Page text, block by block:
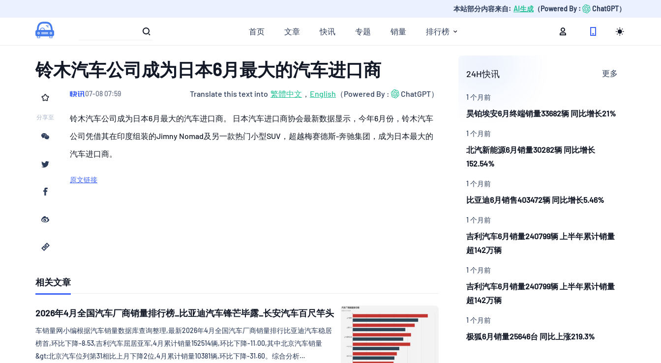
本站部分内容来自: AI生成 （Powered By : ChatGPT）
首页 文章 快讯 专题 销量 排行榜
铃木汽车公司成为日本6月最大的汽车进口商
分享至
07-08 07:59 Translate this text into 繁體中文 ， English （Powered By : ChatGPT）
铃木汽车公司成为日本6月最大的汽车进口商。 日本汽车进口商协会最新数据显示，今年6月份，铃木汽车
公司凭借其在印度组装的Jimny Nomad及另一款热门小型SUV，超越梅赛德斯-奔驰集团，成为日本最大的
汽车进口商。
原文链接
相关文章
2026年4月全国汽车厂商销量排行榜_比亚迪汽车锋芒毕露_长安汽车百尺竿头
车销量网小编根据汽车销量数据库查询整理,最新2026年4月全国汽车厂商销量排行比亚迪汽车稳居
榜首,环比下降-8.53,吉利汽车屈居亚军,4月累计销量152514辆,环比下降-11.00,其中北京汽车销量
&gt;北京汽车位列第31相比上月下降2位,4月累计销量10381辆,环比下降-31.60。综合分析…
24H快讯 更多
1 个月前
昊铂埃安6月终端销量33682辆 同比增长21%
1 个月前
北汽新能源6月销量30282辆 同比增长
152.54%
1 个月前
比亚迪6月销售403472辆 同比增长5.46%
1 个月前
吉利汽车6月销量240799辆 上半年累计销量
超142万辆
1 个月前
吉利汽车6月销量240799辆 上半年累计销量
超142万辆
1 个月前
极狐6月销量25646台 同比上涨219.3%